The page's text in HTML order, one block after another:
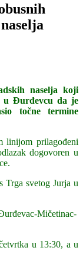
naselja koji
u Đurđevcu da je
točne termine
linijom prilagođeni
dogovoren u
Trga svetog Jurja u
Mičetinac-
u 13:30, a u